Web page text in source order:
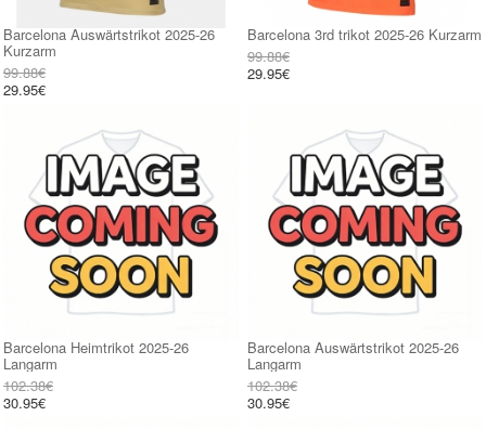
Barcelona Auswärtstrikot 2025-26
Kurzarm
99.88€
29.95€
Barcelona 3rd trikot 2025-26 Kurzarm
99.88€
29.95€
Barcelona Heimtrikot 2025-26
Langarm
102.38€
30.95€
Barcelona Auswärtstrikot 2025-26
Langarm
102.38€
30.95€